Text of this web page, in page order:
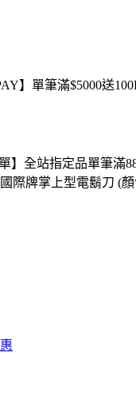
】單筆滿$5000送
單】全站指定品單筆滿
際牌掌上型電鬍刀 (